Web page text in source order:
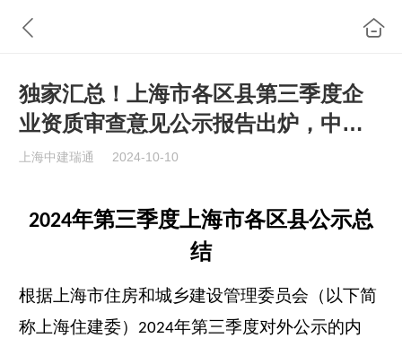
独家汇总！上海市各区县第三季度企
业资质审查意见公示报告出炉，中建
瑞通为您深度解析！
上海中建瑞通 2024-10-10
2024年第三季度上海市各区县公示总
结
根据上海市住房和城乡建设管理委员会（以下简
称上海住建委） 2024年第三季度对外公示的内